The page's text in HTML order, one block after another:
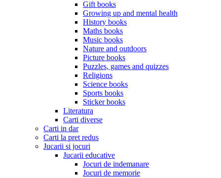
Gift books
Growing up and mental health
History books
Maths books
Music books
Nature and outdoors
Picture books
Puzzles, games and quizzes
Religions
Science books
Sports books
Sticker books
Literatura
Carti diverse
Carti in dar
Carti la pret redus
Jucarii si jocuri
Jucarii educative
Jocuri de indemanare
Jocuri de memorie